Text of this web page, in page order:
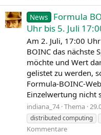
News
Formula
Uhr bis 5. Juli
Am 2. Juli, 17:00
BOINC das nächste
möchte und Wert
gelistet zu werden,
Formula-BOINC-
Einzelwertung nicht
indiana_74 Thema
distributed computing
Kommentare